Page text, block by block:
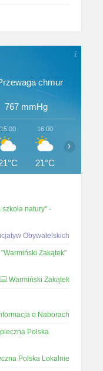
chmur
767 mmHg
15:00 16:00
21°C
›
natury" -
Obywatelskich
Zakątek"
Warmiński Zakątek
o Naborach
Polska
Polska Lokalnie